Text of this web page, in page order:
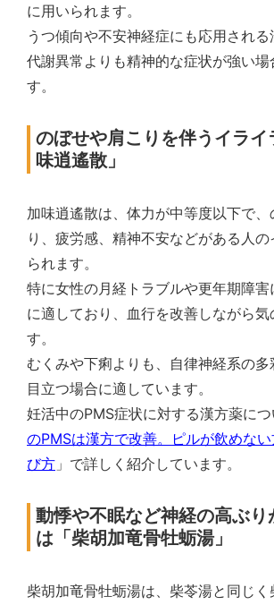
に用いられます。
うつ傾向や不安神経症にも応用され
代謝異常よりも精神的な症状が強い場
す。
のぼせや肩こりを伴うイライ
味逍遙散」
加味逍遙散は、体力が中等度以下で、
り、疲労感、精神不安などがある人
られます。
特に女性の月経トラブルや更年期障
に適しており、血行を改善しながら気
す。
むくみや下痢よりも、自律神経系の
目立つ場合に適しています。
妊活中のPMS症状に対する漢方薬に
のPMSは漢方で改善。ピルが飲めな
び方 」で詳しく紹介しています。
動悸や不眠など神経の高ぶり
は「柴胡加竜骨牡蛎湯」
柴胡加竜骨牡蛎湯は、柴苓湯と同じ